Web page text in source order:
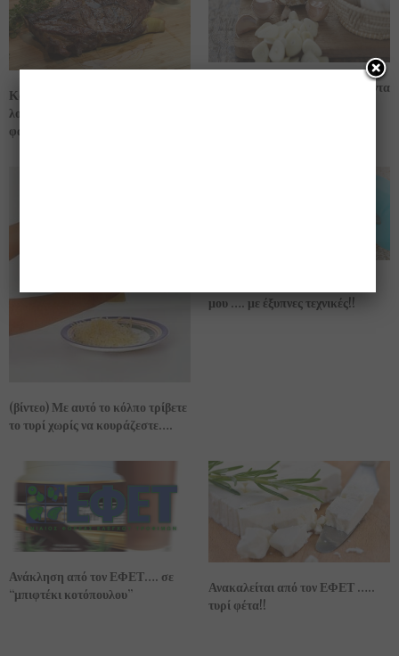
Κάντε την μπριζόλα σας ……
λουκούμι!!! τόσο μαλακιά όσο δεν
φαντάζεστε!!! (βίντεο)
Mε αυτό τον τρόπο διατηρώ πάντα
(βίντεο) Με αυτό το κόλπο τρίβετε
το τυρί χωρίς να κουράζεστε….
μου …. με έξυπνες τεχνικές!!
Ανάκληση από τον ΕΦΕΤ…. σε
“μπιφτέκι κοτόπουλου”
Ανακαλείται από τον ΕΦΕΤ …..
τυρί φέτα!!